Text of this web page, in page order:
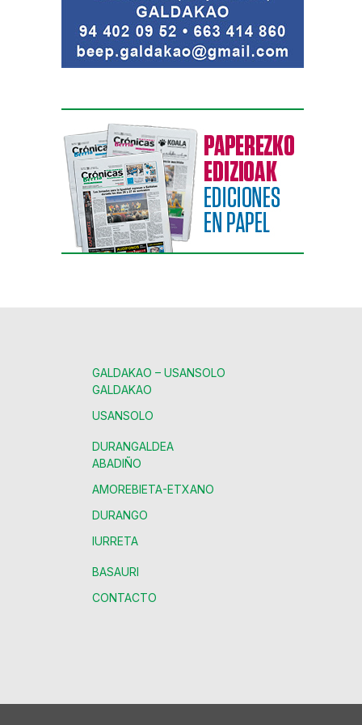
GALDAKAO – USANSOLO
GALDAKAO
USANSOLO
DURANGALDEA
ABADIÑO
AMOREBIETA-ETXANO
DURANGO
IURRETA
BASAURI
CONTACTO